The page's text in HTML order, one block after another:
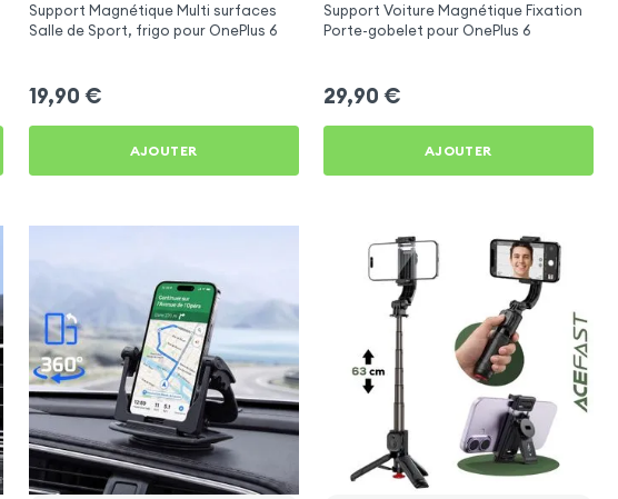
Support Magnétique Multi surfaces
Salle de Sport, frigo pour OnePlus 6
19,90 €
AJOUTER
Support Voiture Magnétique Fixation
Porte-gobelet pour OnePlus 6
29,90 €
AJOUTER